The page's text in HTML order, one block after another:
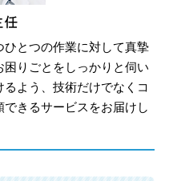
とつの作業に対して真摯
りごとをしっかりと伺い
よう、技術だけでなくコ
きるサービスをお届けし